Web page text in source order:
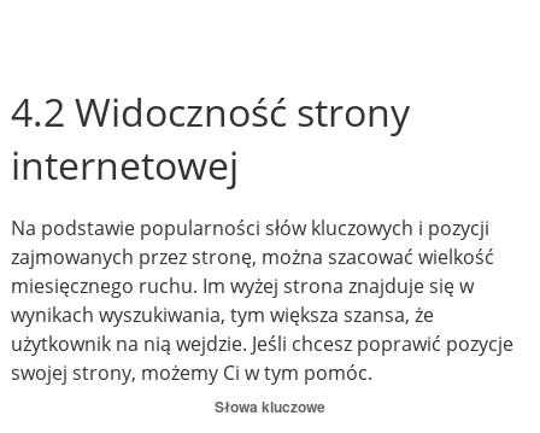
4.2 Widoczność strony
internetowej
Na podstawie popularności słów kluczowych i pozycji
zajmowanych przez stronę, można szacować wielkość
miesięcznego ruchu. Im wyżej strona znajduje się w
wynikach wyszukiwania, tym większa szansa, że
użytkownik na nią wejdzie. Jeśli chcesz poprawić pozycje
swojej strony, możemy Ci w tym pomóc.